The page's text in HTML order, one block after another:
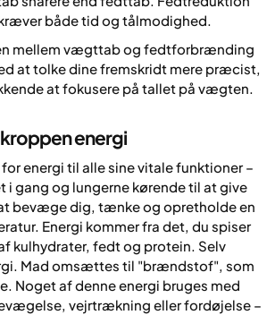
både tid og tålmodighed.
mellem vægttab og fedtforbrænding
at tolke dine fremskridt mere præcist,
at fokusere på tallet på vægten.
energi
energi til alle sine vitale funktioner –
i gang og lungerne kørende til at give
bevæge dig, tænke og opretholde en
Energi kommer fra det, du spiser
kulhydrater, fedt og protein. Selv
Mad omsættes til "brændstof", som
Noget af denne energi bruges med
vejrtrækning eller fordøjelse –